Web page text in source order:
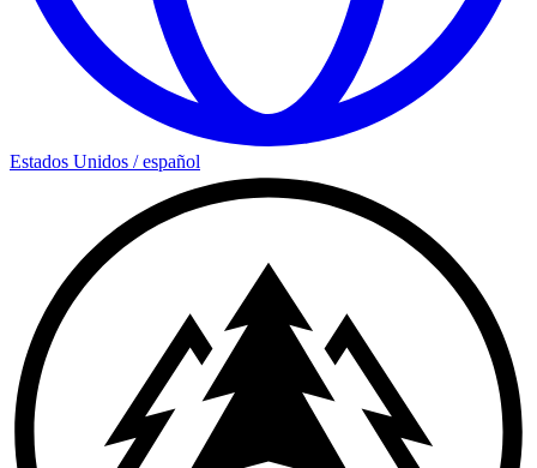
Estados Unidos /español